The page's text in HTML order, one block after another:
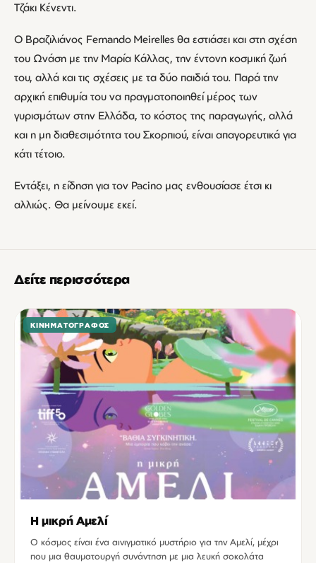
Τζάκι Κένεντι.
Ο Βραζιλιάνος Fernando Meirelles θα εστιάσει και στη σχέση
του Ωνάση με την Μαρία Κάλλας, την έντονη κοσμική ζωή
του, αλλά και τις σχέσεις με τα δύο παιδιά του. Παρά την
αρχική επιθυμία του να πραγματοποιηθεί μέρος των
γυρισμάτων στην Ελλάδα, το κόστος της παραγωγής, αλλά
και η μη διαθεσιμότητα του Σκορπιού, είναι απαγορευτικά για
κάτι τέτοιο.
Εντάξει, η είδηση για τον Pacino μας ενθουσίασε έτσι κι
αλλιώς. Θα μείνουμε εκεί.
Δείτε περισσότερα
ΚΙΝΗΜΑΤΟΓΡΆΦΟΣ
Η μικρή Αμελί
Ο κόσμος είναι ένα αινιγματικό μυστήριο για την Αμελί, μέχρι
που μια θαυματουργή συνάντηση με μια λευκή σοκολάτα